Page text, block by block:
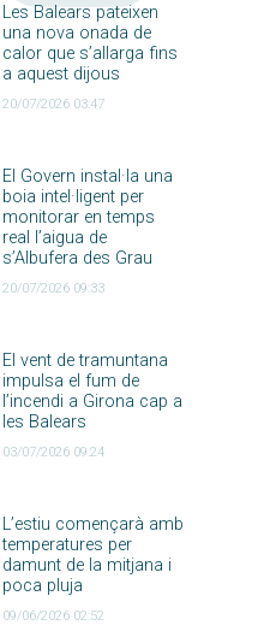
Les Balears pateixen
una nova onada de
calor que s’allarga fins
a aquest dijous
20/07/2026 03:47
El Govern instal·la una
boia intel·ligent per
monitorar en temps
real l’aigua de
s’Albufera des Grau
20/07/2026 09:33
El vent de tramuntana
impulsa el fum de
l’incendi a Girona cap a
les Balears
03/07/2026 09:24
L’estiu començarà amb
temperatures per
damunt de la mitjana i
poca pluja
09/06/2026 02:52